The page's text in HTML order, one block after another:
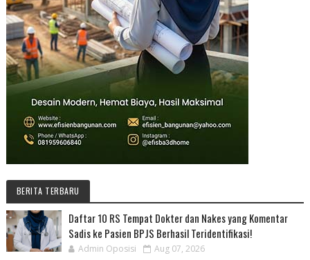
BERITA TERBARU
Daftar 10 RS Tempat Dokter dan Nakes yang Komentar
Sadis ke Pasien BPJS Berhasil Teridentifikasi!
Admin Oposisi Aug 07, 2026